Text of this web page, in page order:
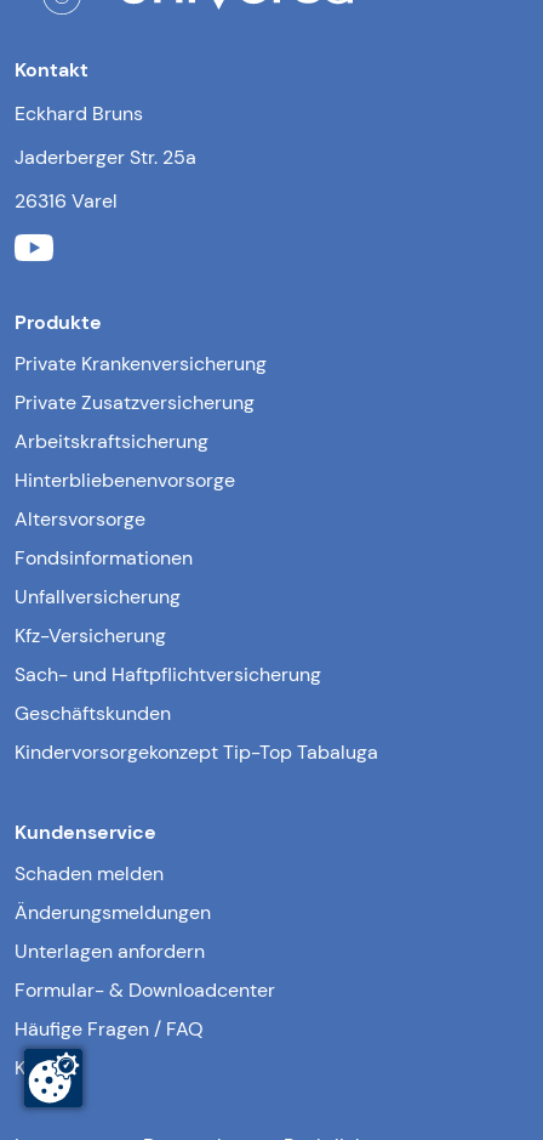
Kontakt
Eckhard Bruns
Jaderberger Str. 25a
26316 Varel
Produkte
Private Krankenversicherung
Private Zusatzversicherung
Arbeitskraftsicherung
Hinterbliebenenvorsorge
Altersvorsorge
Fondsinformationen
Unfallversicherung
Kfz-Versicherung
Sach- und Haftpflichtversicherung
Geschäftskunden
Kindervorsorgekonzept Tip-Top Tabaluga
Kundenservice
Schaden melden
Änderungsmeldungen
Unterlagen anfordern
Formular- & Downloadcenter
Häufige Fragen / FAQ
Kontakt